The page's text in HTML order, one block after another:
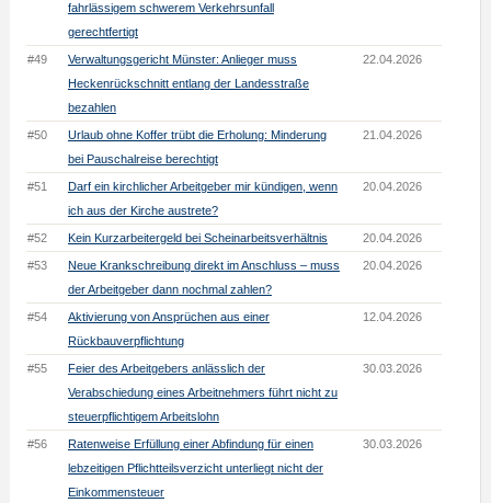
fahrlässigem schwerem Verkehrsunfall
gerechtfertigt
#49
Verwaltungsgericht Münster: Anlieger muss
Heckenrückschnitt entlang der Landesstraße
bezahlen
22.04.2026
#50
Urlaub ohne Koffer trübt die Erholung: Minderung
bei Pauschalreise berechtigt
21.04.2026
#51
Darf ein kirchlicher Arbeitgeber mir kündigen, wenn
ich aus der Kirche austrete?
20.04.2026
#52 Kein Kurzarbeitergeld bei Scheinarbeitsverhältnis 20.04.2026
#53
Neue Krankschreibung direkt im Anschluss – muss
der Arbeitgeber dann nochmal zahlen?
20.04.2026
#54
Aktivierung von Ansprüchen aus einer
Rückbauverpflichtung
12.04.2026
#55
Feier des Arbeitgebers anlässlich der
Verabschiedung eines Arbeitnehmers führt nicht zu
steuerpflichtigem Arbeitslohn
30.03.2026
#56
Ratenweise Erfüllung einer Abfindung für einen
lebzeitigen Pflichtteilsverzicht unterliegt nicht der
Einkommensteuer
30.03.2026